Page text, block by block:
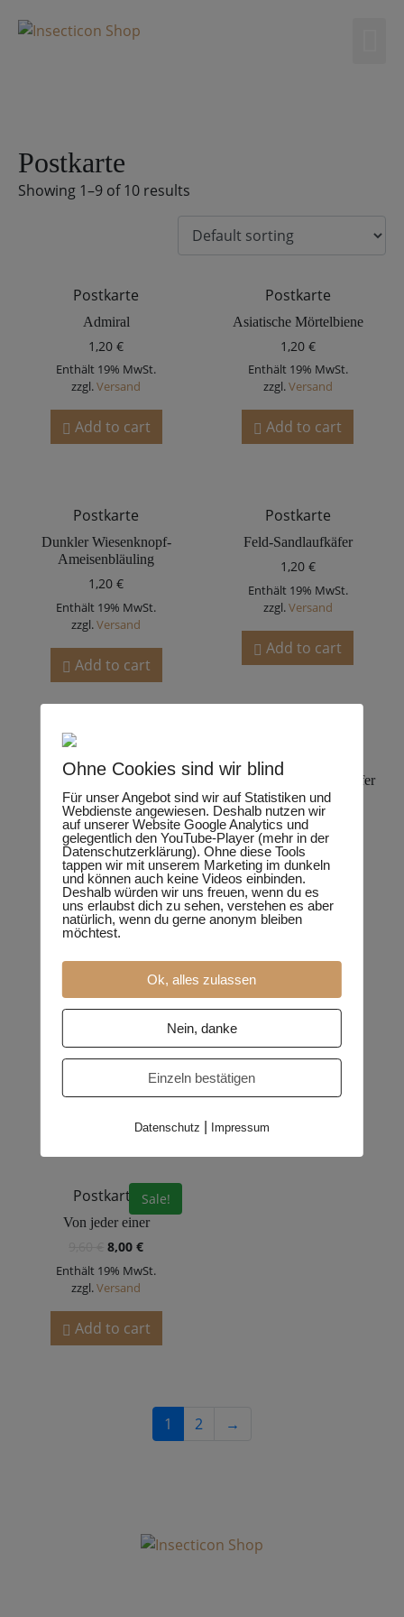
Postkarte
Showing 1–9 of 10 results
Postkarte
Admiral
1,20€
Enthält 19% MwSt.
zzgl.Versand
Add to cart
Postkarte
Asiatische Mörtelbiene
1,20 €
Enthält 19% MwSt.
zzgl.Versand
Add to cart
Postkarte
Dunkler Wiesenknopf-
Ameisenbläuling
1,20€
Enthält 19% MwSt.
zzgl.Versand
Add to cart
Postkarte
Feld-Sandlaufkäfer
1,20 €
Enthält 19% MwSt.
zzgl.Versand
Add to cart
Postkarte
Feldmaikäfer
1,20€
Enthält 19% MwSt.
zzgl.Versand
Add to cart
Goldglänzende Rosenkäfer
1,20€
Enthält 19% MwSt.
zzgl.Versand
Add to cart
Grashüpfer
Enthält 19% MwSt.
Rote Waldameise
Enthält 19% MwSt.
Sale!
Postkarte
Von jeder einer
8,00€
Enthält 19% MwSt.
zzgl.Versand
Add to cart
1 2 →
Ohne Cookies sind wir blind
Für unser Angebot sind wir auf Statistiken und
Webdienste angewiesen. Deshalb nutzen wir
auf unserer Website Google Analytics und
gelegentlich den YouTube-Player (mehr in der
Datenschutzerklärung). Ohne diese Tools
tappen wir mit unserem Marketing im dunkeln
und können auch keine Videos einbinden.
Deshalb würden wir uns freuen, wenn du es
uns erlaubst dich zu sehen, verstehen es aber
natürlich, wenn du gerne anonym bleiben
möchtest.
Ok, alles zulassen
Nein, danke
Einzeln bestätigen
Datenschutz Impressum